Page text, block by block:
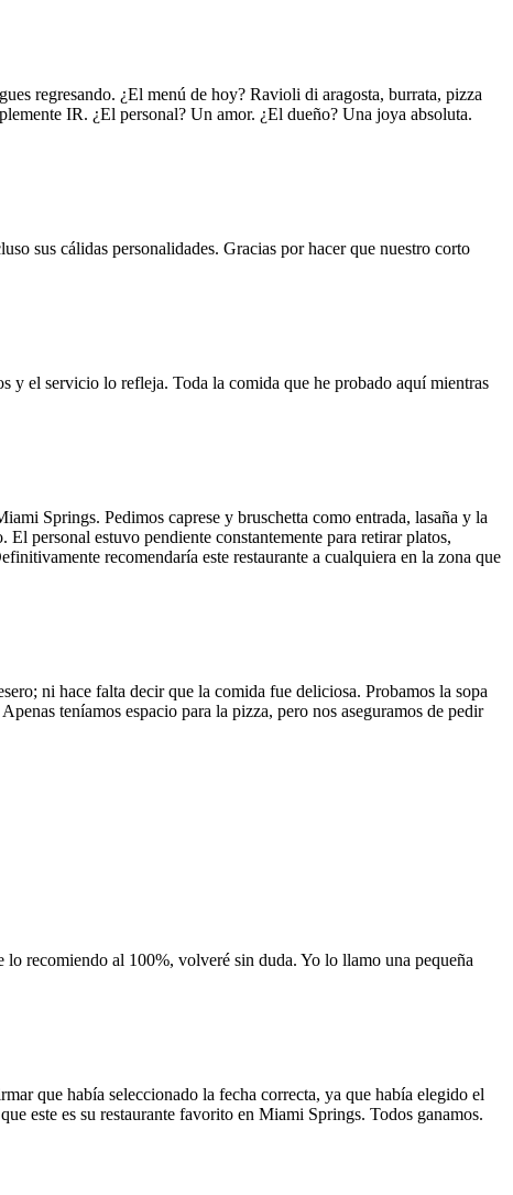
regresando. ¿El menú de hoy? Ravioli di aragosta, burrata, pizza
IR. ¿El personal? Un amor. ¿El dueño? Una joya absoluta.
sus cálidas personalidades. Gracias por hacer que nuestro corto
y el servicio lo refleja. Toda la comida que he probado aquí mientras
Springs. Pedimos caprese y bruschetta como entrada, lasaña y la
personal estuvo pendiente constantemente para retirar platos,
recomendaría este restaurante a cualquiera en la zona que
ni hace falta decir que la comida fue deliciosa. Probamos la sopa
teníamos espacio para la pizza, pero nos aseguramos de pedir
recomiendo al 100%, volveré sin duda. Yo lo llamo una pequeña
que había seleccionado la fecha correcta, ya que había elegido el
este es su restaurante favorito en Miami Springs. Todos ganamos.